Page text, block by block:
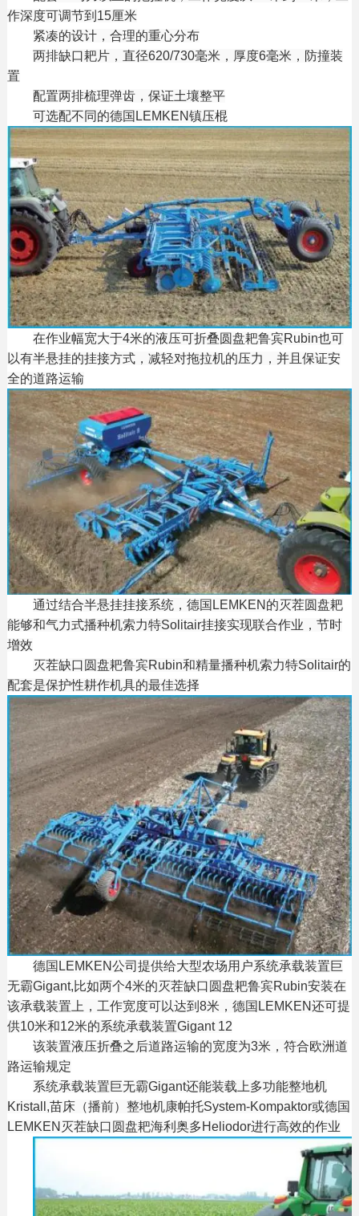
作深度可调节到15厘米
紧凑的设计，合理的重心分布
两排缺口耙片，直径620/730毫米，厚度6毫米，防撞装
置
配置两排梳理弹齿，保证土壤整平
可选配不同的德国LEMKEN镇压棍
在作业幅宽大于4米的液压可折叠圆盘耙鲁宾Rubin也可
以有半悬挂的挂接方式，减轻对拖拉机的压力，并且保证安
全的道路运输
通过结合半悬挂挂接系统，德国LEMKEN的灭茬圆盘耙
能够和气力式播种机索力特Solitair挂接实现联合作业，节时
增效
灭茬缺口圆盘耙鲁宾Rubin和精量播种机索力特Solitair的
配套是保护性耕作机具的最佳选择
德国LEMKEN公司提供给大型农场用户系统承载装置巨
无霸Gigant,比如两个4米的灭茬缺口圆盘耙鲁宾Rubin安装在
该承载装置上，工作宽度可以达到8米，德国LEMKEN还可提
供10米和12米的系统承载装置Gigant 12
该装置液压折叠之后道路运输的宽度为3米，符合欧洲道
路运输规定
系统承载装置巨无霸Gigant还能装载上多功能整地机
Kristall,苗床（播前）整地机康帕托System-Kompaktor或德国
LEMKEN灭茬缺口圆盘耙海利奥多Heliodor进行高效的作业